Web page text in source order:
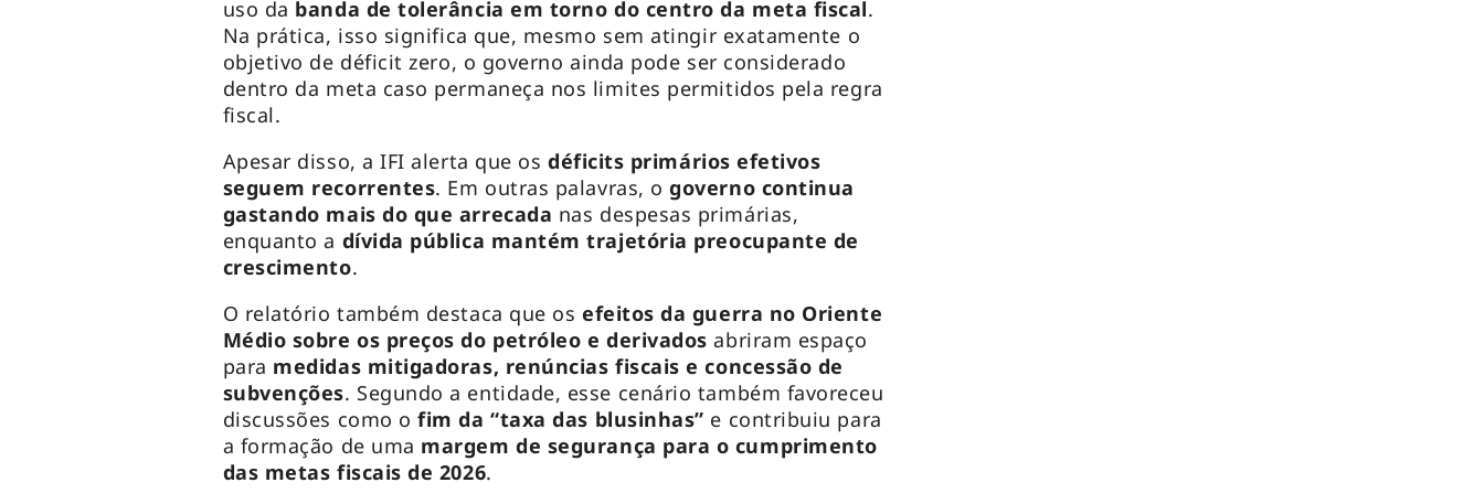
uso da banda de tolerância em torno do centro da meta fiscal.
Na prática, isso significa que, mesmo sem atingir exatamente o
objetivo de déficit zero, o governo ainda pode ser considerado
dentro da meta caso permaneça nos limites permitidos pela regra
fiscal.
Apesar disso, a IFI alerta que os déficits primários efetivos
seguem recorrentes. Em outras palavras, ogoverno continua
gastando mais do que arrecada nas despesas primárias,
enquanto a dívida pública mantém trajetória preocupante de
crescimento.
O relatório também destaca que os efeitos da guerra no Oriente
Médio sobre os preços do petróleo e derivadosabriram espaço
para medidas mitigadoras, renúncias fiscais e concessão de
subvenções. Segundo a entidade, esse cenário também favoreceu
discussões como o fim da “taxa das blusinhas” e contribuiu para
a formação de uma margem de segurança para o cumprimento
das metas fiscais de 2026.